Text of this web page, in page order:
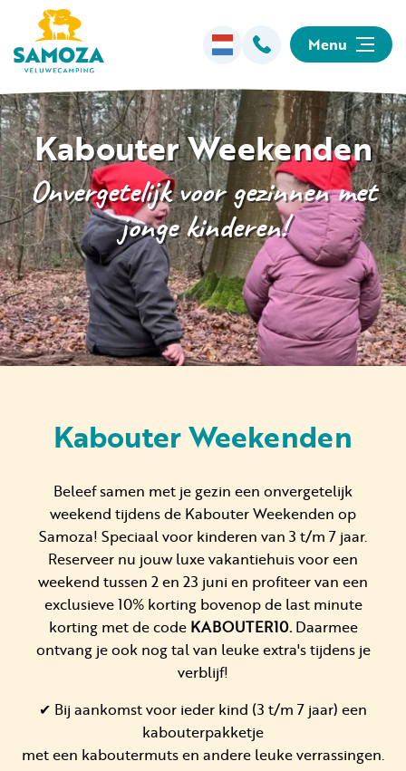
Menu
Overnachten
Faciliteiten
Animatie
Omgeving
Informatie
Particulier huren
+31 (0) 577 411 283
Gastinformatie
Contact
Werken bij
Kabouter Weekenden
Onvergetelijk voor gezinnen met
jonge kinderen!
Kabouter Weekenden
Beleef samen met je gezin een onvergetelijk
weekend tijdens de Kabouter Weekenden op
Samoza! Speciaal voor kinderen van 3 t/m 7 jaar.
Reserveer nu jouw luxe vakantiehuis voor een
weekend tussen 2 en 23 juni en profiteer van een
exclusieve 10% korting bovenop de last minute
korting met de code KABOUTER10.Daarmee
ontvang je ook nog tal van leuke extra's tijdens je
verblijf!
✔ Bij aankomst voor ieder kind (3 t/m 7 jaar) een
kabouterpakketje
met een kaboutermuts en andere leuke verrassingen.